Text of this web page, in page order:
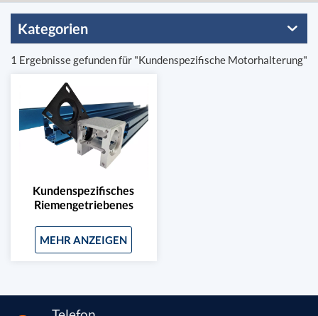
Kategorien
1 Ergebnisse gefunden für "Kundenspezifische Motorhalterung"
Kundenspezifisches
Riemengetriebenes
MEHR ANZEIGEN